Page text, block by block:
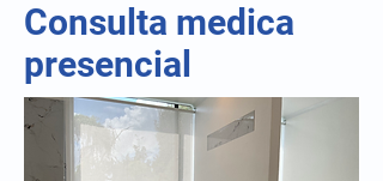
Consulta medica
presencial